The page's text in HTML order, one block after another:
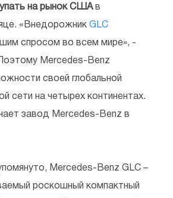
на рынок СШАв
«Внедорожник GLC
спросом во всем мире», -
Mercedes-Benz
своей глобальной
сети на четырех континентах.
завод Mercedes-Benz в
Mercedes-Benz GLC –
роскошный компактный